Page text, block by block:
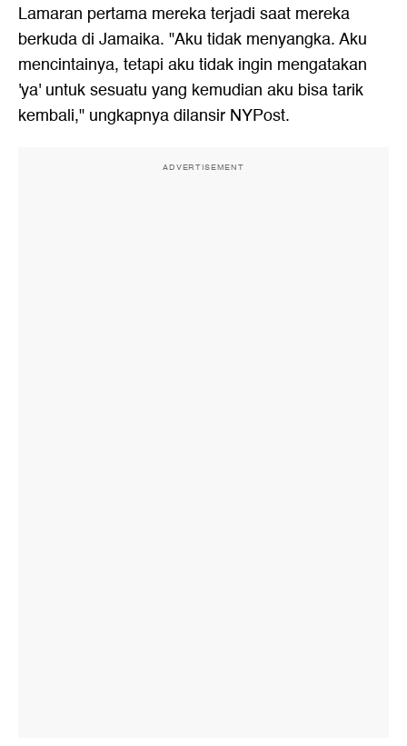
Lamaran pertama mereka terjadi saat mereka
berkuda di Jamaika. "Aku tidak menyangka. Aku
mencintainya, tetapi aku tidak ingin mengatakan
'ya' untuk sesuatu yang kemudian aku bisa tarik
kembali," ungkapnya dilansir NYPost.
ADVERTISEMENT